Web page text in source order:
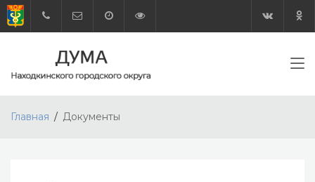
Главная Документы